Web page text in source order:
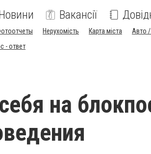
Вакансії
Нерухомість Карта міста Авто
- ответ
на